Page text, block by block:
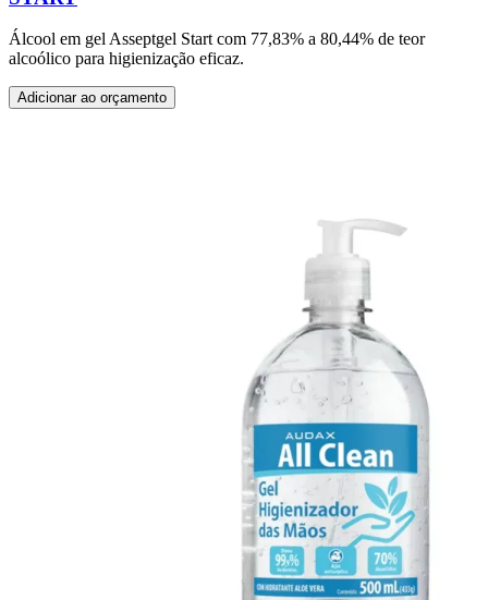
Álcool em gel Asseptgel Start com 77,83% a 80,44% de teor
alcoólico para higienização eficaz.
Adicionar ao orçamento